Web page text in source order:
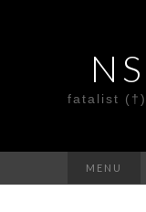
fatalist (†)
MENU